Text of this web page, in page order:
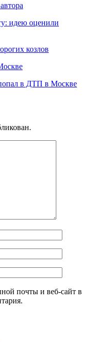
идею оценили
козлов
в ДТП в Москве
почты и веб-сайт в